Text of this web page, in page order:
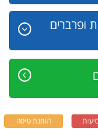
ופרברים
הזמנת טיסה